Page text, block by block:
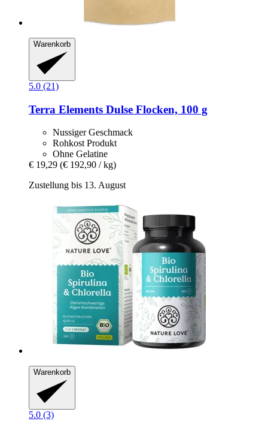
Warenkorb
5.0 (21)
Terra Elements Dulse Flocken, 100 g
Nussiger Geschmack
Rohkost Produkt
Ohne Gelatine
€ 19,29 (€ 192,90 / kg)
Zustellung bis 13. August
Warenkorb
5.0 (3)